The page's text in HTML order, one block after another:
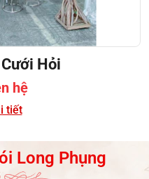
Hỏi
hệ
tiết
Long Phụng